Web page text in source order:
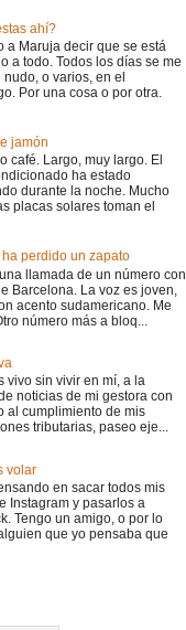
ahí?
a Maruja decir que se está
a todo. Todos los días se me
nudo, o varios, en el
Por una cosa o por otra.
jamón
café. Largo, muy largo. El
ha estado
durante la noche. Mucho
placas solares toman el
perdido un zapato
llamada de un número con
Barcelona. La voz es joven,
acento sudamericano. Me
número más a bloq...
vivo sin vivir en mí, a la
noticias de mi gestora con
al cumplimiento de mis
tributarias, paseo eje...
volar
en sacar todos mis
Instagram y pasarlos a
Tengo un amigo, o por lo
que yo pensaba que